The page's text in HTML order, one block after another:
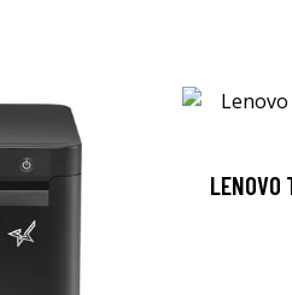
LENOVO